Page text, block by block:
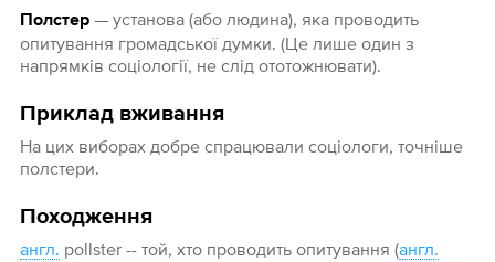
Полстер— установа (або людина), яка проводить
опитування громадської думки. (Це лише один з
напрямків соціології, не слід ототожнювати).
Приклад вживання
На цих виборах добре спрацювали соціологи, точніше
полстери.
Походження
англ. pollster -- той, хто проводить опитування (англ.